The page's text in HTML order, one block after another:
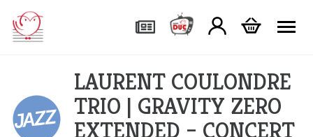
LAURENT COULONDRE
TRIO | GRAVITY ZERO
EXTENDED – CONCERT